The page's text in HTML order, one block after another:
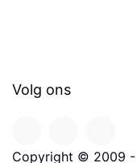
Volg ons
Copyright © 2009 -